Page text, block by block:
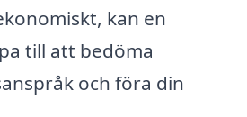
kan en
till att bedöma
och föra din